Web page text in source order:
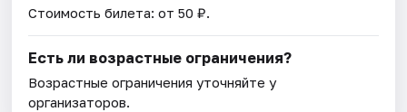
Стоимость билета: от 50 ₽.
Есть ли возрастные ограничения?
Возрастные ограничения уточняйте у
организаторов.